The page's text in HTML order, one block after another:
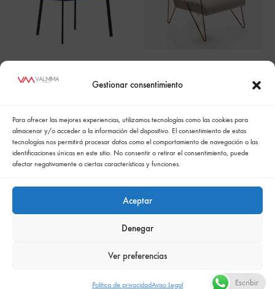
Gestionar consentimiento
Para ofrecer las mejores experiencias, utilizamos tecnologías como las cookies para
almacenar y/o acceder a la información del dispositivo. El consentimiento de estas
tecnologías nos permitirá procesar datos como el comportamiento de navegación o las
identificaciones únicas en este sitio. No consentir o retirar el consentimiento, puede
afectar negativamente a ciertas características y funciones.
Aceptar
Denegar
Ver preferencias
Politica de privacidadAviso Legal
Respaldo Alto
Politica de confidencialidad
Comunicación de la política de responsabilidad social empresarial
Escribir